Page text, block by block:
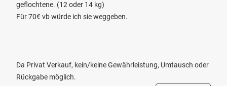
geflochtene. (12 oder 14 kg)
Für 70€ vb würde ich sie weggeben.
Da Privat Verkauf, kein/keine Gewährleistung, Umtausch oder
Rückgabe möglich.